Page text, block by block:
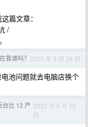
篇文章：
/
靠谱吗？ 2022 年 8 月 24 日
池问题就去电脑店换个
比 12 严 2022 年 6 月 30
日